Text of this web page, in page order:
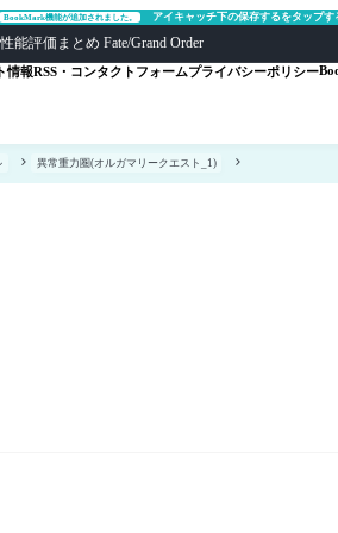
BookMark機能が追加されました。 アイキャッチ下の保存するをタップ
評価まとめ Fate/Grand Order
情報RSS・コンタクトフォームプライバシーポリシー
異常重力圏(オルガマリークエスト_1)